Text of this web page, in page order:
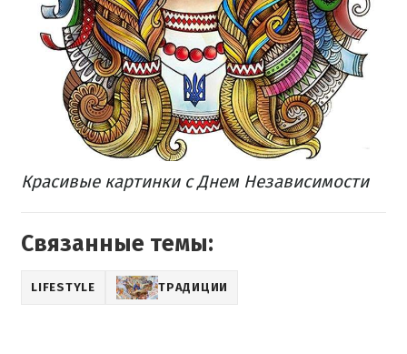
Красивые картинки с Днем Независимости
Связанные темы:
LIFESTYLE ТРАДИЦИИ